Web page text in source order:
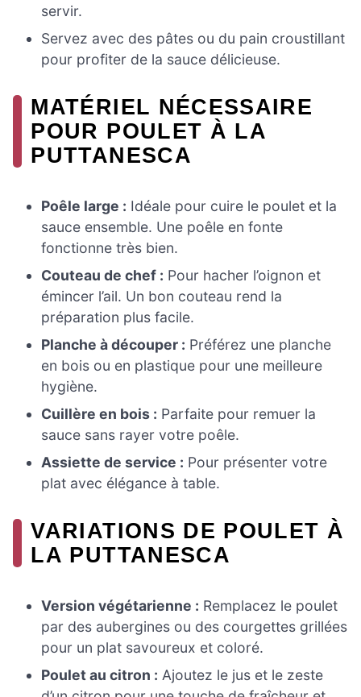
servir.
Servez avec des pâtes ou du pain croustillant
pour profiter de la sauce délicieuse.
MATÉRIEL NÉCESSAIRE
POUR POULET À LA
PUTTANESCA
Poêle large : Idéale pour cuire le poulet et la
sauce ensemble. Une poêle en fonte
fonctionne très bien.
Couteau de chef : Pour hacher l’oignon et
émincer l’ail. Un bon couteau rend la
préparation plus facile.
Planche à découper : Préférez une planche
en bois ou en plastique pour une meilleure
hygiène.
Cuillère en bois : Parfaite pour remuer la
sauce sans rayer votre poêle.
Assiette de service : Pour présenter votre
plat avec élégance à table.
VARIATIONS DE POULET À
LA PUTTANESCA
Version végétarienne : Remplacez le poulet
par des aubergines ou des courgettes grillées
pour un plat savoureux et coloré.
Poulet au citron : Ajoutez le jus et le zeste